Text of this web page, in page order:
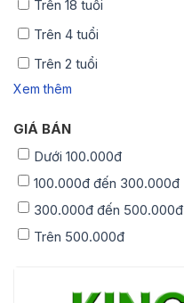
Trên 18 tuổi
Trên 4 tuổi
Trên 2 tuổi
Xem thêm
GIÁ BÁN
Dưới 100.000đ
100.000đ đến 300.000đ
300.000đ đến 500.000đ
Trên 500.000đ